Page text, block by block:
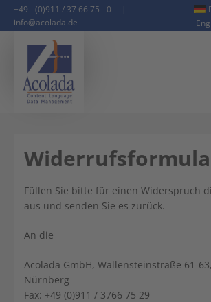
+49 - (0)911 / 37 66 75 - 0
|
info@acolada.de
Füllen Sie bitte für einen Widerspruch
aus und senden Sie es zurück.
An die
Acolada GmbH, Wallensteinstraße 61-
Nürnberg
Fax: +49 (0)911 / 3766 75 29